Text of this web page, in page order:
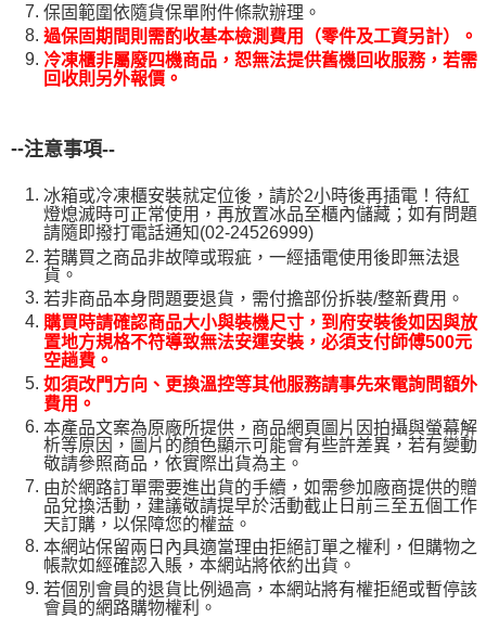
保固範圍依隨貨保單附件條款辦理。
過保固期間則需酌收基本檢測費用（零件及工資另計）。
冷凍櫃非屬廢四機商品，恕無法提供舊機回收服務，若需
回收則另外報價。
--注意事項--
冰箱或冷凍櫃安裝就定位後，請於2小時後再插電！待紅
燈熄滅時可正常使用，再放置冰品至櫃內儲藏；如有問題
請隨即撥打電話通知(02-24526999)
若購買之商品非故障或瑕疵，一經插電使用後即無法退
貨。
若非商品本身問題要退貨，需付擔部份拆裝/整新費用。
購買時請確認商品大小與裝機尺寸，到府安裝後如因與放
置地方規格不符導致無法安運安裝，必須支付師傅500元
空趟費。
如須改門方向、更換溫控等其他服務請事先來電詢問額外
費用。
本產品文案為原廠所提供，商品網頁圖片因拍攝與螢幕解
析等原因，圖片的顏色顯示可能會有些許差異，若有變動
敬請參照商品，依實際出貨為主。
由於網路訂單需要進出貨的手續，如需參加廠商提供的贈
品兌換活動，建議敬請提早於活動截止日前三至五個工作
天訂購，以保障您的權益。
本網站保留兩日內具適當理由拒絕訂單之權利，但購物之
帳款如經確認入賬，本網站將依約出貨。
若個別會員的退貨比例過高，本網站將有權拒絕或暫停該
會員的網路購物權利。